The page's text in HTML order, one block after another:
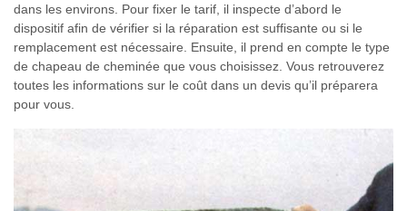
dans les environs. Pour fixer le tarif, il inspecte d’abord le
dispositif afin de vérifier si la réparation est suffisante ou si le
remplacement est nécessaire. Ensuite, il prend en compte le type
de chapeau de cheminée que vous choisissez. Vous retrouverez
toutes les informations sur le coût dans un devis qu’il préparera
pour vous.